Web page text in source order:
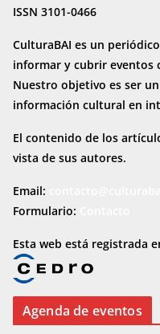
ISSN 3101-0466
CulturaBAI es un
informar y cubrir eventos
Nuestro objetivo es ser
información cultural en
El contenido de los
vista de sus autores.
Email:
Formulario:
Esta web está registrada
Agenda de eventos